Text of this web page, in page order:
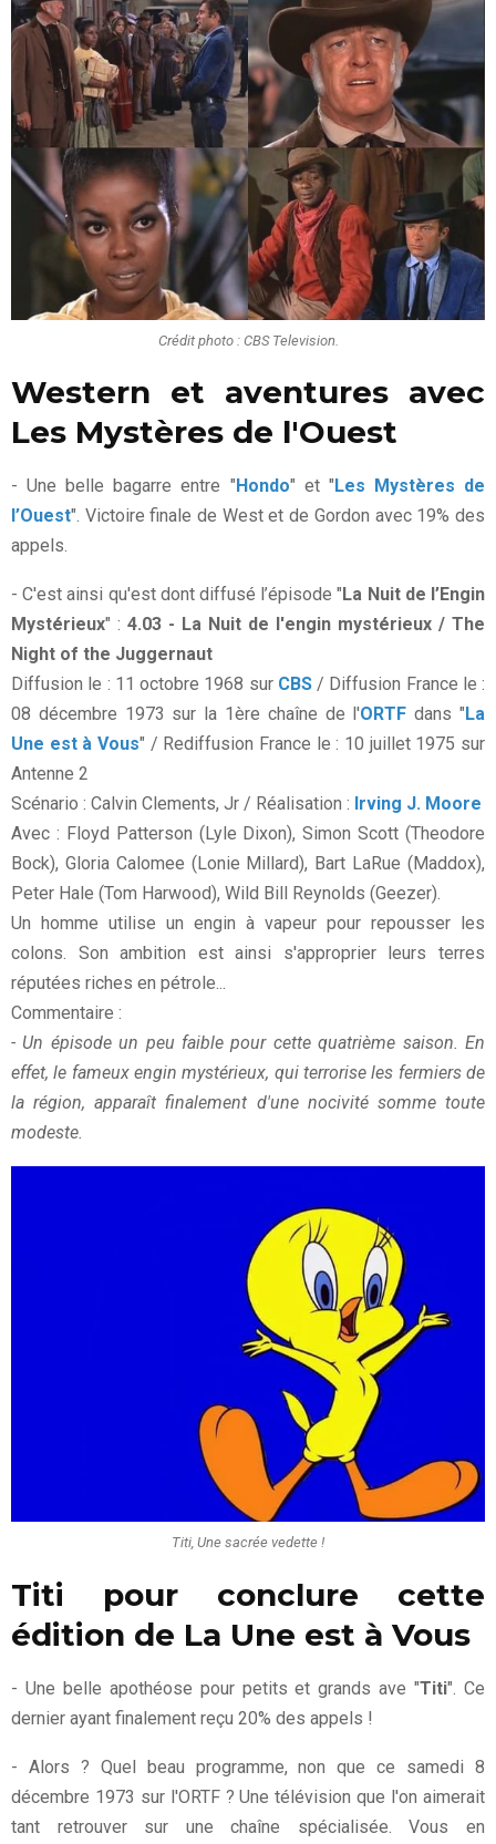
Crédit photo : CBS Television.
Western et aventures avec
Les Mystères de l'Ouest
- Une belle bagarre entre " Hondo" et " Les Mystères de
l’Ouest". Victoire finale de West et de Gordon avec 19% des
appels.
- C'est ainsi qu'est dont diffusé l’épisode " La Nuit de l’Engin
Mystérieux" : 4.03 - La Nuit de l'engin mystérieux / The
Night of the Juggernaut
Diffusion le : 11 octobre 1968 sur CBS/ Diffusion France le :
08 décembre 1973 sur la 1ère chaîne de l'ORTF dans " La
Une est à Vous" / Rediffusion France le : 10 juillet 1975 sur
Antenne 2
Scénario : Calvin Clements, Jr / Réalisation : Irving J. Moore
Avec : Floyd Patterson (Lyle Dixon), Simon Scott (Theodore
Bock), Gloria Calomee (Lonie Millard), Bart LaRue (Maddox),
Peter Hale (Tom Harwood), Wild Bill Reynolds (Geezer).
Un homme utilise un engin à vapeur pour repousser les
colons. Son ambition est ainsi s'approprier leurs terres
réputées riches en pétrole...
Commentaire :
- Un épisode un peu faible pour cette quatrième saison. En
effet, le fameux engin mystérieux, qui terrorise les fermiers de
la région, apparaît finalement d'une nocivité somme toute
modeste.
Titi, Une sacrée vedette !
Titi pour conclure cette
édition de La Une est à Vous
- Une belle apothéose pour petits et grands ave "Titi". Ce
dernier ayant finalement reçu 20% des appels !
- Alors ? Quel beau programme, non que ce samedi 8
décembre 1973 sur l'ORTF ? Une télévision que l'on aimerait
tant retrouver sur une chaîne spécialisée. Vous en